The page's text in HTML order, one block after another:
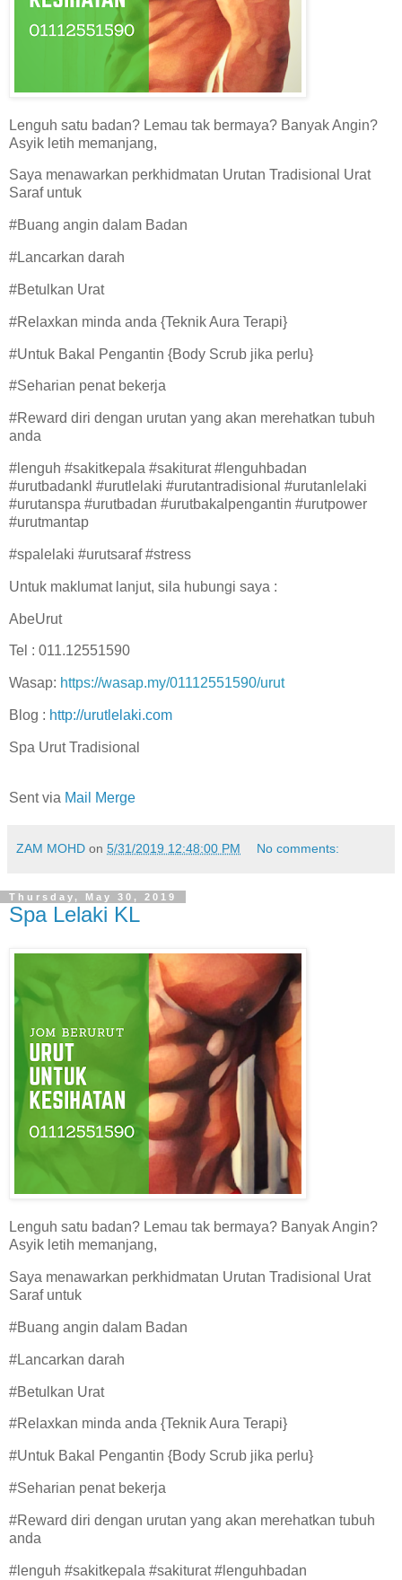
Lenguh satu badan? Lemau tak bermaya? Banyak Angin?
Asyik letih memanjang,
Saya menawarkan perkhidmatan Urutan Tradisional Urat
Saraf untuk
#Buang angin dalam Badan
#Lancarkan darah
#Betulkan Urat
#Relaxkan minda anda {Teknik Aura Terapi}
#Untuk Bakal Pengantin {Body Scrub jika perlu}
#Seharian penat bekerja
#Reward diri dengan urutan yang akan merehatkan tubuh
anda
#lenguh #sakitkepala #sakiturat #lenguhbadan
#urutbadankl #urutlelaki #urutantradisional #urutanlelaki
#urutanspa #urutbadan #urutbakalpengantin #urutpower
#urutmantap
#spalelaki #urutsaraf #stress
Untuk maklumat lanjut, sila hubungi saya :
AbeUrut
Tel : 011.12551590
Wasap: https://wasap.my/01112551590/urut
Blog : http://urutlelaki.com
Spa Urut Tradisional
Sent via Mail Merge
ZAM MOHD on 5/31/2019 12:48:00 PM No comments:
Thursday, May 30, 2019
Spa Lelaki KL
Lenguh satu badan? Lemau tak bermaya? Banyak Angin?
Asyik letih memanjang,
Saya menawarkan perkhidmatan Urutan Tradisional Urat
Saraf untuk
#Buang angin dalam Badan
#Lancarkan darah
#Betulkan Urat
#Relaxkan minda anda {Teknik Aura Terapi}
#Untuk Bakal Pengantin {Body Scrub jika perlu}
#Seharian penat bekerja
#Reward diri dengan urutan yang akan merehatkan tubuh
anda
#lenguh #sakitkepala #sakiturat #lenguhbadan